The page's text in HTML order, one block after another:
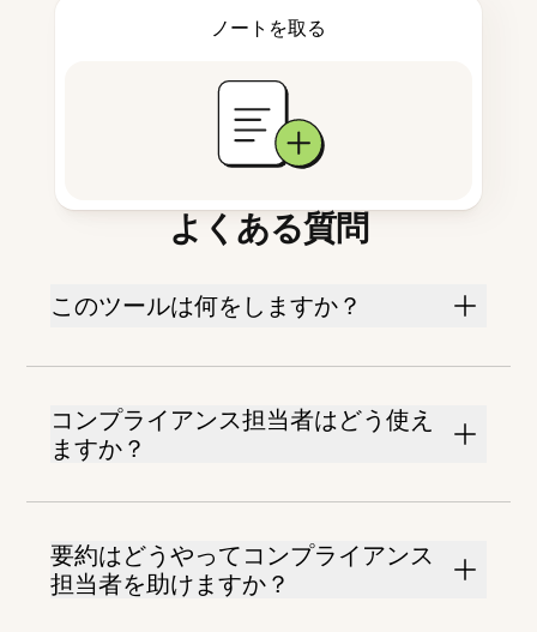
ノートを取る
よくある質問
このツールは何をしますか？
コンプライアンス担当者はどう使え
ますか？
要約はどうやってコンプライアンス
担当者を助けますか？